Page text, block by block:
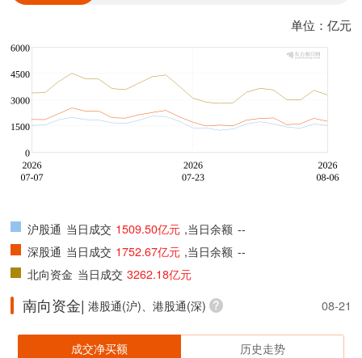
单位：亿元
沪股通 当日成交 1509.50亿元 ,当日余额 --
深股通 当日成交 1752.67亿元 ,当日余额 --
北向资金 当日成交 3262.18亿元
南向资金| 港股通(沪)、港股通(深) 08-21
成交净买额 历史走势